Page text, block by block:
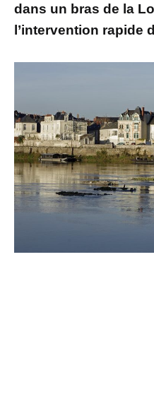
dans un bras de la
l’intervention rapide